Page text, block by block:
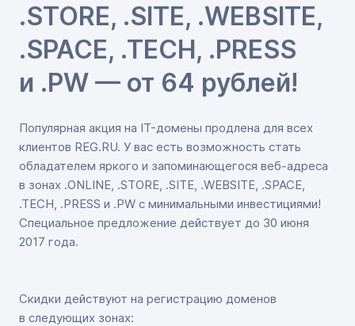
.STORE, .SITE, .WEBSITE,
.SPACE, .TECH, .PRESS
и .PW — от 64 рублей!
Популярная акция на IT-домены продлена для всех
клиентов REG.RU. У вас есть возможность стать
обладателем яркого и запоминающегося веб-адреса
в зонах .ONLINE, .STORE, .SITE, .WEBSITE, .SPACE,
.TECH, .PRESS и .PW с минимальными инвестициями!
Специальное предложение действует до 30 июня
2017 года.
Скидки действуют на регистрацию доменов
в следующих зонах: